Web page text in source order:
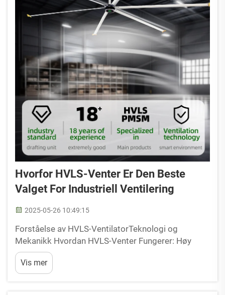
Hvorfor HVLS-Venter Er Den Beste
Valget For Industriell Ventilering
2025-05-26 10:49:15
Forståelse av HVLS-VentilatorTeknologi og
Mekanikk Hvordan HVLS-Venter Fungerer: Høy
Volum/Lav Hastighet Prinsipp HVLS-ventilatorer,
kort for High Volume Low Speed ventilatorer, tilbyr
bemerkelsesverdig energieffektivitet ved å flytte
Vis mer